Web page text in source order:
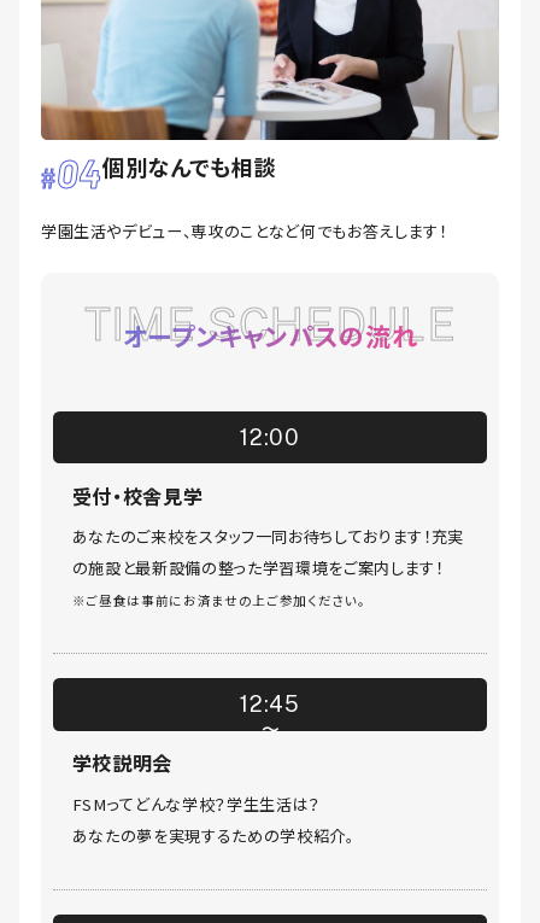
04個別なんでも相談
学園生活やデビュー、専攻のことなど何でもお答えします！
TIME SCHEDULE
オープンキャンパスの流れ
12:00
受付・校舎見学
あなたのご来校をスタッフ一同お待ちしております！充実
の施設と最新設備の整った学習環境をご案内します！
※ご昼食は事前にお済ませの上ご参加ください。
12:45
学校説明会
FSMってどんな学校？学生生活は？
あなたの夢を実現するための学校紹介。